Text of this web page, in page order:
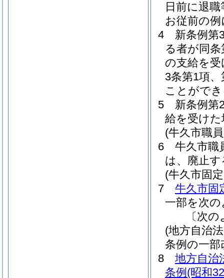
日前に退
お従前の
4
新条例第
る者が同
の支給を
3条第1項
ことがで
5
新条例第
給を受け
(牛久市職
6
牛久市職
は、廃止す
(牛久市固
7
牛久市固
一部を次
〔次
(地方自治
条例の一部
8
地方自治
条例 (昭和